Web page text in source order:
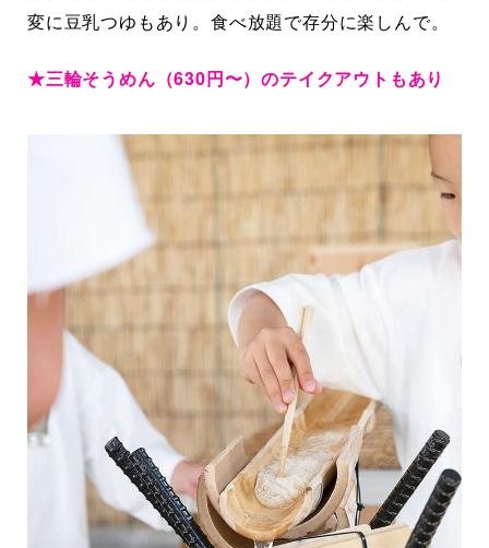
変に豆乳つゆもあり。食べ放題で存分に楽しんで。
★三輪そうめん（630円〜）のテイクアウトもあり